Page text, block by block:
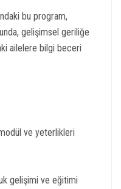
bu program,
gelişimsel geriliğe
ailelere bilgi beceri
ve yeterlikleri
gelişimi ve eğitimi